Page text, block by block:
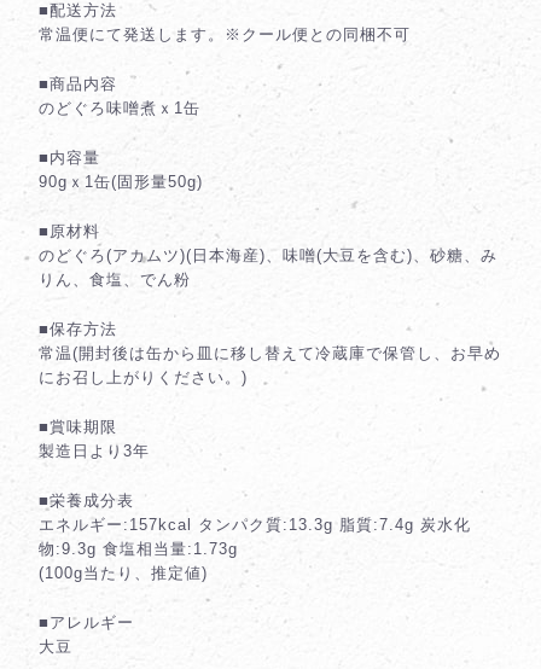
■配送方法
常温便にて発送します。※クール便との同梱不可
■商品内容
のどぐろ味噌煮ｘ1缶
■内容量
90gｘ1缶(固形量50g)
■原材料
のどぐろ(アカムツ)(日本海産)、味噌(大豆を含む)、砂糖、み
りん、食塩、でん粉
■保存方法
常温(開封後は缶から皿に移し替えて冷蔵庫で保管し、お早め
にお召し上がりください。)
■賞味期限
製造日より3年
■栄養成分表
エネルギー:157kcal タンパク質:13.3g 脂質:7.4g 炭水化
物:9.3g 食塩相当量:1.73g
(100g当たり、推定値)
■アレルギー
大豆